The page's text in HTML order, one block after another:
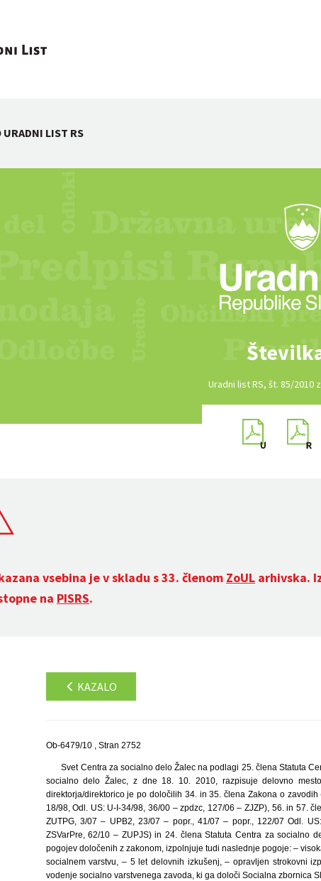
URADNI LIST RS
Uradni list RS, št. 85/2010
vsebina je v skladu s 33. členom ZoUL arhivska.
na PISRS.
KAZALO
Ob-6479/10 , Stran 2752
Svet Centra za socialno delo Žalec na podlagi 25. člena Statuta
socialno delo Žalec, z dne 18. 10. 2010, razpisuje delovno
direktorja/direktorico je po določilih 34. in 35. člena Zakona o
18/98, Odl. US: U-I-34/98, 36/00 – zpdzc, 127/06 – ZJZP), 56. in 57.
ZUTPG, 3/07 – UPB2, 23/07 – popr., 41/07 – popr., 122/07 Odl.
ZSVarPre, 62/10 – ZUPJS) in 24. člena Statuta Centra za socialno
pogojev določenih z zakonom, izpolnjuje tudi naslednje pogoje: –
socialnem varstvu, – 5 let delovnih izkušenj, – opravljen strokovni
vodenje socialno varstvenega zavoda, ki ga določi Socialna zbornica